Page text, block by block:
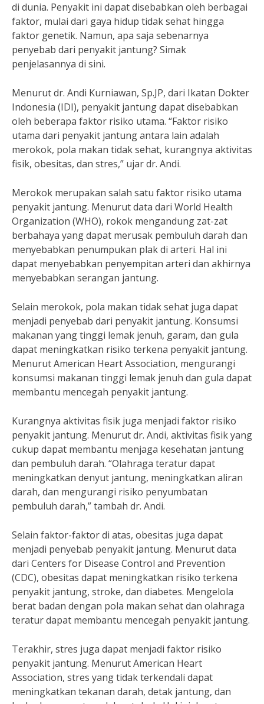
di dunia. Penyakit ini dapat disebabkan oleh berbagai
faktor, mulai dari gaya hidup tidak sehat hingga
faktor genetik. Namun, apa saja sebenarnya
penyebab dari penyakit jantung? Simak
penjelasannya di sini.
Menurut dr. Andi Kurniawan, Sp.JP, dari Ikatan Dokter
Indonesia (IDI), penyakit jantung dapat disebabkan
oleh beberapa faktor risiko utama. “Faktor risiko
utama dari penyakit jantung antara lain adalah
merokok, pola makan tidak sehat, kurangnya aktivitas
fisik, obesitas, dan stres,” ujar dr. Andi.
Merokok merupakan salah satu faktor risiko utama
penyakit jantung. Menurut data dari World Health
Organization (WHO), rokok mengandung zat-zat
berbahaya yang dapat merusak pembuluh darah dan
menyebabkan penumpukan plak di arteri. Hal ini
dapat menyebabkan penyempitan arteri dan akhirnya
menyebabkan serangan jantung.
Selain merokok, pola makan tidak sehat juga dapat
menjadi penyebab dari penyakit jantung. Konsumsi
makanan yang tinggi lemak jenuh, garam, dan gula
dapat meningkatkan risiko terkena penyakit jantung.
Menurut American Heart Association, mengurangi
konsumsi makanan tinggi lemak jenuh dan gula dapat
membantu mencegah penyakit jantung.
Kurangnya aktivitas fisik juga menjadi faktor risiko
penyakit jantung. Menurut dr. Andi, aktivitas fisik yang
cukup dapat membantu menjaga kesehatan jantung
dan pembuluh darah. “Olahraga teratur dapat
meningkatkan denyut jantung, meningkatkan aliran
darah, dan mengurangi risiko penyumbatan
pembuluh darah,” tambah dr. Andi.
Selain faktor-faktor di atas, obesitas juga dapat
menjadi penyebab penyakit jantung. Menurut data
dari Centers for Disease Control and Prevention
(CDC), obesitas dapat meningkatkan risiko terkena
penyakit jantung, stroke, dan diabetes. Mengelola
berat badan dengan pola makan sehat dan olahraga
teratur dapat membantu mencegah penyakit jantung.
Terakhir, stres juga dapat menjadi faktor risiko
penyakit jantung. Menurut American Heart
Association, stres yang tidak terkendali dapat
meningkatkan tekanan darah, detak jantung, dan